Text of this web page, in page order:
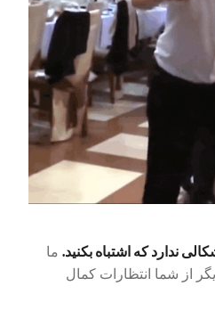
ندارد که اشتباه بکنید.ما
از شما انتظارات کمال